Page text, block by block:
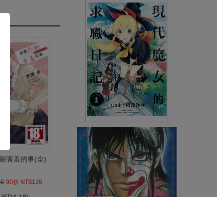
害羞的事(全)
90折 NT$126
NT$99 91折 NT$90 (USD2.99)
現代魔女的求職日記(01)
NT$140 90折 NT$126 (USD4.18)